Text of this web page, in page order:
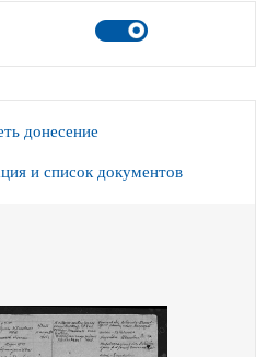
донесение
и список документов